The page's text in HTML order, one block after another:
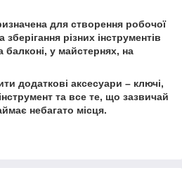
для створення робочої
різних інструментів
балконі, у майстернях, на
додаткові аксесуари – ключі,
та все те, що зазвичай
небагато місця.